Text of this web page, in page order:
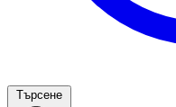
Търсене